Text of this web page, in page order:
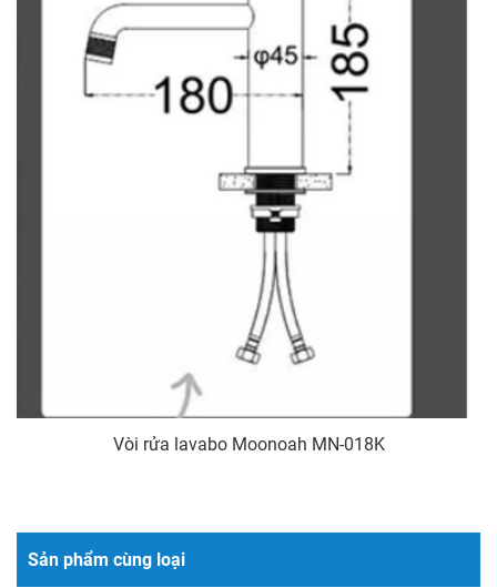
Vòi rửa lavabo Moonoah MN-018K
Sản phẩm cùng loại